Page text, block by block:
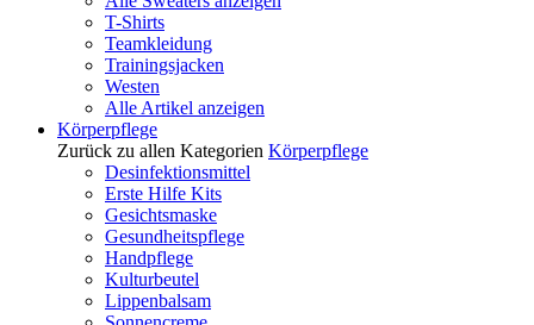
T-Shirts
Teamkleidung
Trainingsjacken
Westen
Alle Artikel anzeigen
Körperpflege
Zurück zu allen Kategorien Körperpflege
Desinfektionsmittel
Erste Hilfe Kits
Gesichtsmaske
Gesundheitspflege
Handpflege
Kulturbeutel
Lippenbalsam